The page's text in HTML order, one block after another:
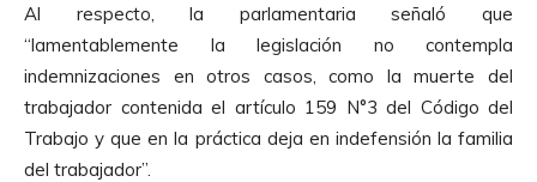
Al respecto, la parlamentaria señaló que
“lamentablemente la legislación no contempla
indemnizaciones en otros casos, como la muerte del
trabajador contenida el artículo 159 N°3 del Código del
Trabajo y que en la práctica deja en indefensión la familia
del trabajador”.